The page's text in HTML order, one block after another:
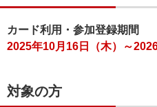
カード利用・参加登録期間
2025年10月16日（木）～
対象の方